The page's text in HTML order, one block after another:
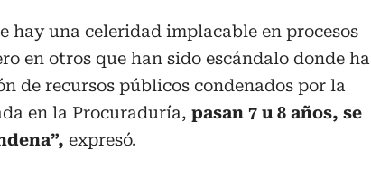
hay una celeridad implacable en procesos
en otros que han sido escándalo donde ha
de recursos públicos condenados por la
en la Procuraduría, pasan 7 u 8 años, se
expresó.